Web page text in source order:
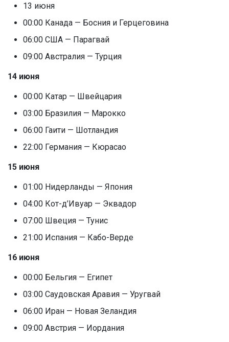
13 июня
00:00 Канада — Босния и Герцеговина
06:00 США — Парагвай
09:00 Австралия — Турция
14 июня
00:00 Катар — Швейцария
03:00 Бразилия — Марокко
06:00 Гаити — Шотландия
22:00 Германия — Кюрасао
15 июня
01:00 Нидерланды — Япония
04:00 Кот-д’Ивуар — Эквадор
07:00 Швеция — Тунис
21:00 Испания — Кабо-Верде
16 июня
00:00 Бельгия — Египет
03:00 Саудовская Аравия — Уругвай
06:00 Иран — Новая Зеландия
09:00 Австрия — Иордания